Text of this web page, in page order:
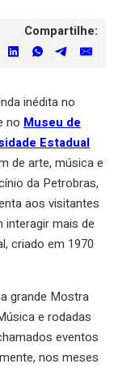
Compartilhe:
inédita no
no Museu de
Estadual
de arte, música e
da Petrobras,
aos visitantes
interagir mais de
criado em 1970
grande Mostra
e rodadas
eventos
nos meses